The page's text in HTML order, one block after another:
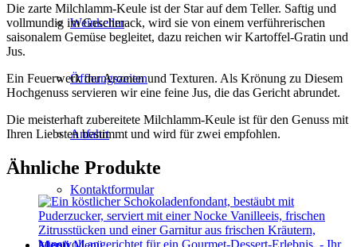
Weinkeller
Öffnungszeiten
Anfahrt
Kontaktformular
Die zarte Milchlamm-Keule ist der Star auf dem Teller. Saftig und
vollmundig im Geschmack, wird sie von einem verführerischen
saisonalem Gemüse begleitet, dazu reichen wir Kartoffel-Gratin und
Jus.
Ein Feuerwerk der Aromen und Texturen. Als Krönung zu Diesem
Hochgenuss servieren wir eine feine Jus, die das Gericht abrundet.
Die meisterhaft zubereitete Milchlamm-Keule ist für den Genuss mit
Ihren Liebsten bestimmt und wird für zwei empfohlen.
Ähnliche Produkte